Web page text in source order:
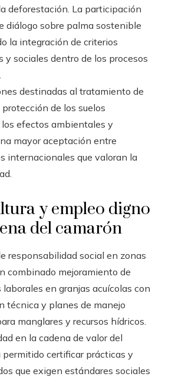
deforestación. La participación
diálogo sobre palma sostenible
la integración de criterios
y sociales dentro de los procesos
destinadas al tratamiento de
protección de los suelos
efectos ambientales y
mayor aceptación entre
internacionales que valoran la
y empleo digno
del camarón
responsabilidad social en zonas
combinado mejoramiento de
en granjas acuícolas con
técnica y planes de manejo
manglares y recursos hídricos.
en la cadena de valor del
permitido certificar prácticas y
que exigen estándares sociales